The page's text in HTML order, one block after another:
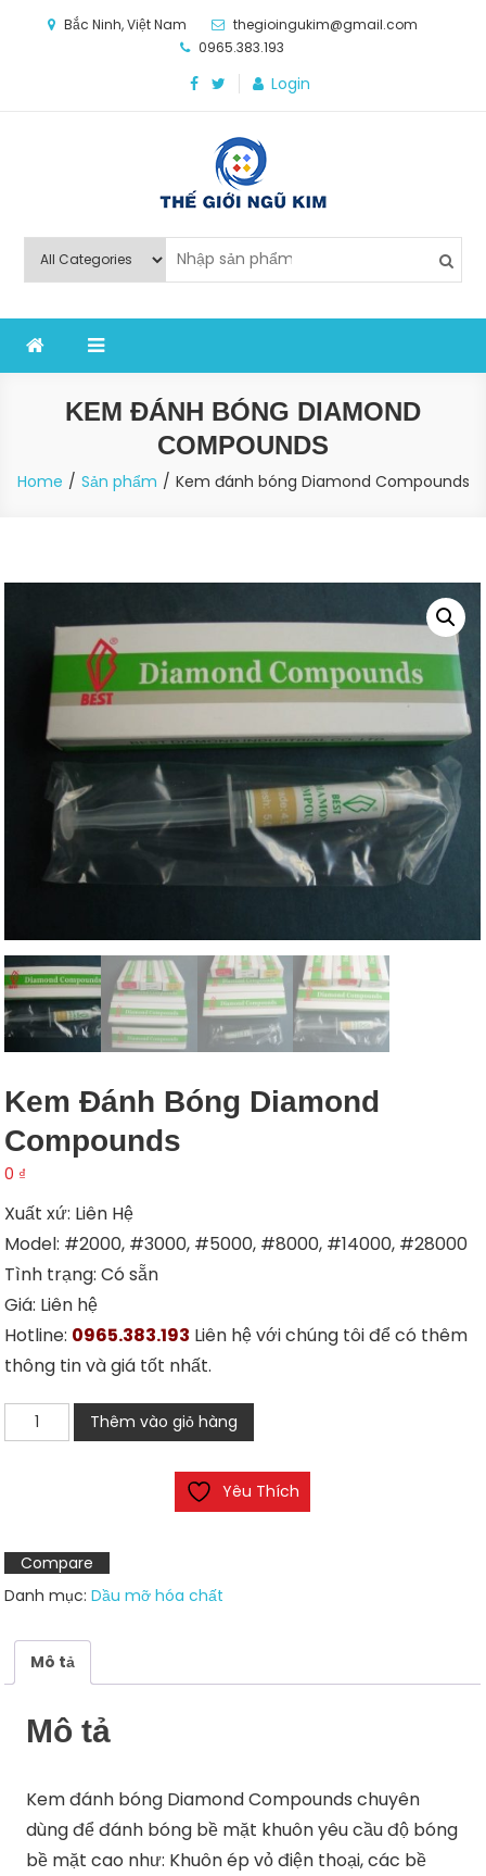
Bắc Ninh, Việt Nam
thegioingukim@gmail.com
0965.383.193
Login
Thế Giới Ngũ Kim
nghiệp sản xuất
KEM ĐÁNH BÓNG DIAMOND
COMPOUNDS
Home Sản phẩm Kem đánh bóng Diamond Compounds
Kem Đánh Bóng Diamond
Compounds
0 ₫
Xuất xứ: Liên Hệ
Model: #2000, #3000, #5000, #8000, #14000, #28000
Tình trạng: Có sẵn
Giá: Liên hệ
Hotline: 0965.383.193 Liên hệ với chúng tôi để có thêm
thông tin và giá tốt nhất.
Kem
đánh
số
lượng
Thêm vào giỏ hàng
Yêu Thích
Compare
Danh mục:Dầu mỡ hóa chất
Mô tả
Mô tả
Kem đánh bóng Diamond Compounds chuyên
dùng để đánh bóng bề mặt khuôn yêu cầu độ bóng
bề mặt cao như: Khuôn ép vỏ điện thoại, các bề